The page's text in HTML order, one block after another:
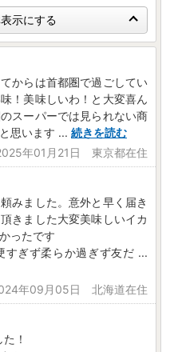
示にする
からは首都圏で過ごしてい
！美味しいわ！と大変喜ん
スーパーでは見られない商
思います ... 続きを読む
年01月21日 東京都在住
みました。意外と早く届き
きました大変美味しいイカ
ったです
すぎず柔らか過ぎず友だ ...
年09月05日 北海道在住
！